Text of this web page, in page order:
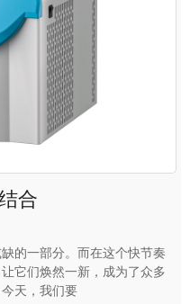
合
的一部分。而在这个快节奏
它们焕然一新，成为了众多
天，我们要